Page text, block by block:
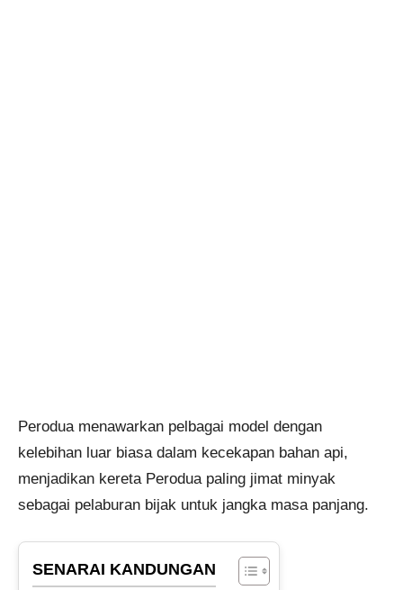
Perodua menawarkan pelbagai model dengan
kelebihan luar biasa dalam kecekapan bahan api,
menjadikan kereta Perodua paling jimat minyak​
sebagai pelaburan bijak untuk jangka masa panjang.
SENARAI KANDUNGAN